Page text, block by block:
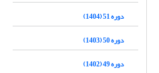
دوره 51 (1404)
دوره 50 (1403)
دوره 49 (1402)